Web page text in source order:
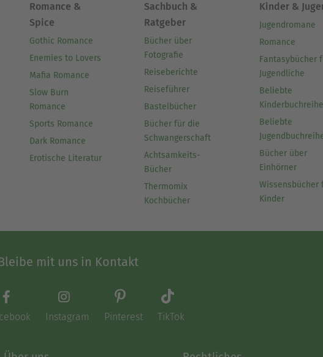
Romance &
Spice
Gothic Romance
Enemies to Lovers
Mafia Romance
Slow Burn
Romance
Sports Romance
Dark Romance
Erotische Literatur
Sachbuch &
Ratgeber
Bücher über
Fotografie
Reiseberichte
Reiseführer
Bastelbücher
Bücher für die
Schwangerschaft
Achtsamkeits-
Bücher
Thermomix
Kochbücher
Kinder &
Jugendromane
Romance
Fantasybücher
Jugendliche
Beliebte
Beliebte
Bücher über
Einhörner
Wissensbücher
Kinder
mit uns in Kontakt
Instagram Pinterest TikTok